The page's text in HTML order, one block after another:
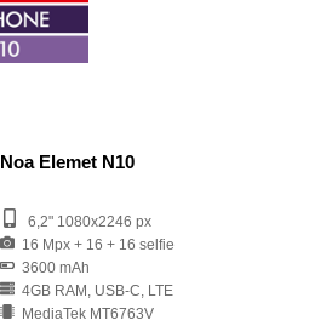
Noa Elemet N10
6,2" 1080x2246 px
16 Mpx + 16 + 16 selfie
3600 mAh
4GB RAM, USB-C, LTE
MediaTek MT6763V